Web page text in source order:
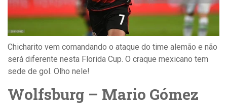
Chicharito vem comandando o ataque do time alemão e não
será diferente nesta Florida Cup. O craque mexicano tem
sede de gol. Olho nele!
Wolfsburg – Mario Gómez